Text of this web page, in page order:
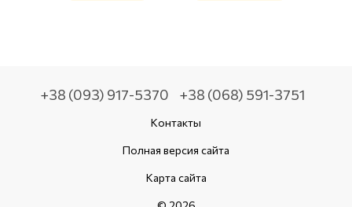
+38 (093) 917-5370 +38 (068) 591-3751
Контакты
Полная версия сайта
Карта сайта